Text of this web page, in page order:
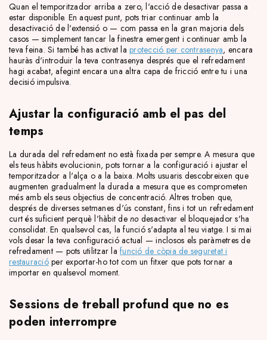
Quan el temporitzador arriba a zero, l'acció de desactivar passa a
estar disponible. En aquest punt, pots triar continuar amb la
desactivació de l'extensió o — com passa en la gran majoria dels
casos — simplement tancar la finestra emergent i continuar amb la
teva feina. Si també has activat la protecció per contrasenya, encara
hauràs d'introduir la teva contrasenya després que el refredament
hagi acabat, afegint encara una altra capa de fricció entre tu i una
decisió impulsiva.
Ajustar la configuració amb el pas del
temps
La durada del refredament no està fixada per sempre. A mesura que
els teus hàbits evolucionin, pots tornar a la configuració i ajustar el
temporitzador a l'alça o a la baixa. Molts usuaris descobreixen que
augmenten gradualment la durada a mesura que es comprometen
més amb els seus objectius de concentració. Altres troben que,
després de diverses setmanes d'ús constant, fins i tot un refredament
curt és suficient perquè l'hàbit de nodesactivar el bloquejador s'ha
consolidat. En qualsevol cas, la funció s'adapta al teu viatge. I si mai
vols desar la teva configuració actual — inclosos els paràmetres de
refredament — pots utilitzar la funció de còpia de seguretat i
restauracióper exportar-ho tot com un fitxer que pots tornar a
importar en qualsevol moment.
Sessions de treball profund que no es
poden interrompre